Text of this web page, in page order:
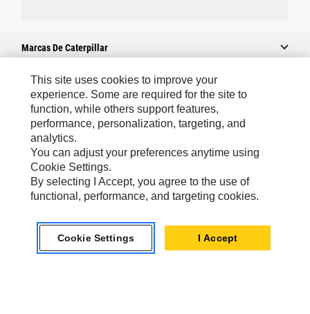
Marcas De Caterpillar
Caterpillar.com
Contacto Caterpillar
Mis Preferencias De Marketing
Mapa Del Sitio
Cookie Settings
Privacidad
This site uses cookies to improve your
experience. Some are required for the site to
function, while others support features,
performance, personalization, targeting, and
analytics.
You can adjust your preferences anytime using
Cookie Settings.
By selecting I Accept, you agree to the use of
functional, performance, and targeting cookies.
Cookie Settings I Accept